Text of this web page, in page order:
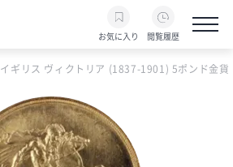
お気に入り 閲覧履歴
イギリス ヴィクトリア (1837-1901) 5ポンド金